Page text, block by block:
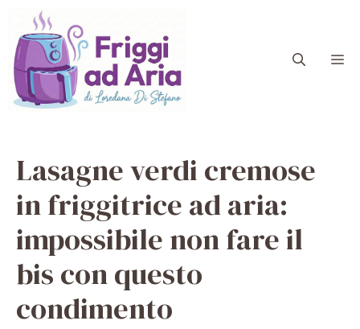
contenuto
Lasagne verdi cremose
in friggitrice ad aria:
impossibile non fare il
bis con questo
condimento